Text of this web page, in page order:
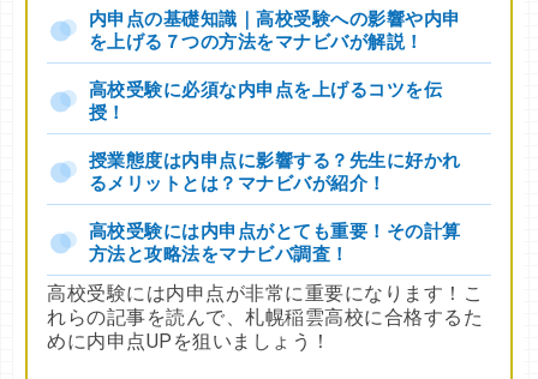
内申点の基礎知識｜高校受験への影響や内申
を上げる７つの方法をマナビバが解説！
高校受験に必須な内申点を上げるコツを伝
授！
授業態度は内申点に影響する？先生に好かれ
るメリットとは？マナビバが紹介！
高校受験には内申点がとても重要！その計算
方法と攻略法をマナビバ調査！
高校受験には内申点が非常に重要になります！こ
れらの記事を読んで、札幌稲雲高校に合格するた
めに内申点UPを狙いましょう！